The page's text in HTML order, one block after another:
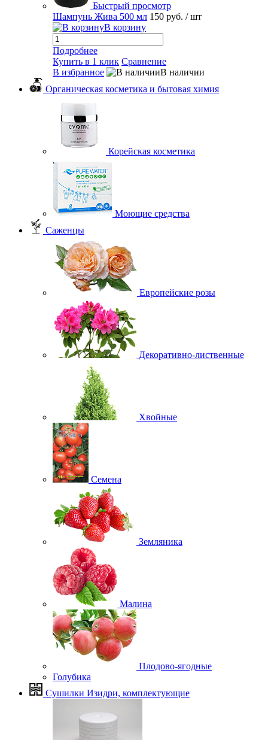
Быстрый просмотр
Шампунь Жива 500 мл 150 руб. / шт
В корзину
Подробнее
Купить в 1 клик Сравнение
В избранное
В наличии
Органическая косметика и бытовая химия
Корейская косметика
Моющие средства
Саженцы
Европейские розы
Декоративно-лиственные
Хвойные
Семена
Земляника
Малина
Плодово-ягодные
Голубика
Сушилки Изидри, комплектующие